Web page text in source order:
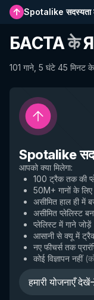
Spotalike सदस्यता
БАСТАके
101 गाने, 5 घंटे 45 मिनट
Spotalike
आपको क्या मिलेगा:
100 ट्रैक तक की
50M+ गानों के लिए
असीमित हाल ही में
असीमित प्लेलिस्ट
प्लेलिस्ट में गाने जोड़ें
आसानी से क्यू में
नए फीचर्स तक
कोई विज्ञापन नहीं (
हमारी योजनाएँ देखें